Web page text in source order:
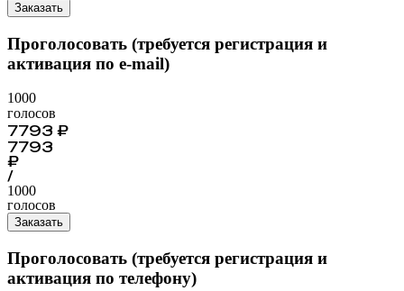
Заказать
Проголосовать (требуется регистрация и
активация по e-mail)
1000
голосов
7793 ₽
7793
₽
/
1000
голосов
Заказать
Проголосовать (требуется регистрация и
активация по телефону)